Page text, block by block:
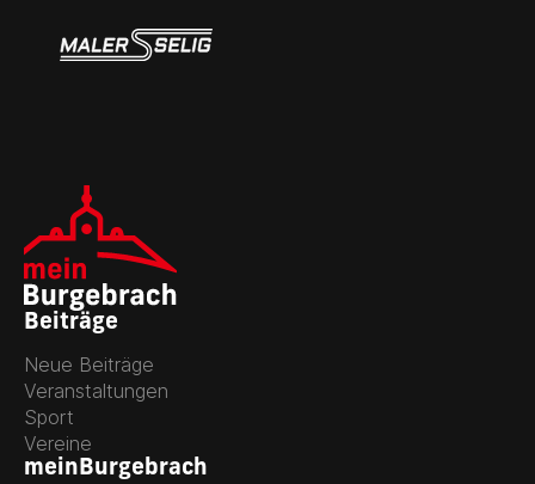
Beiträge
Neue Beiträge
Veranstaltungen
Sport
Vereine
meinBurgebrach